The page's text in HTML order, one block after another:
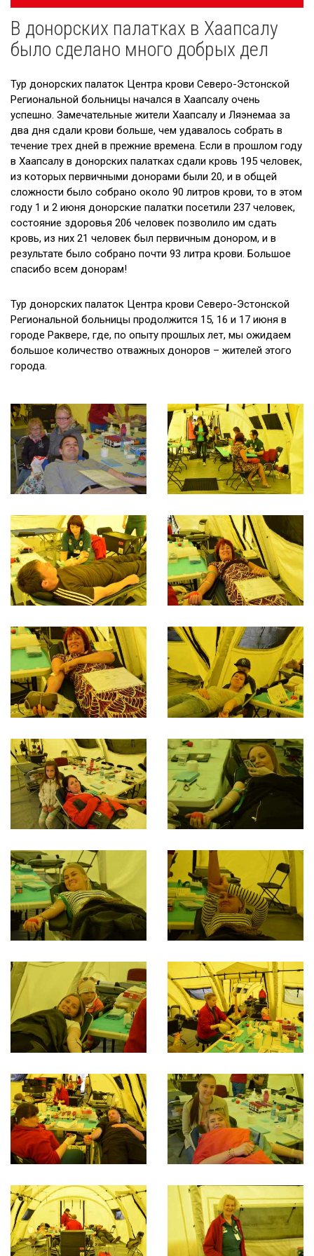
navigatsioon
Новости
Галерея
Сотрудничество
Вакансии
Приходите на экскурсию!
Полезные ссылки
В донорских палатках в Хаапсалу
было сделано много добрых дел
Тур донорских палаток Центра крови Северо-Эстонской
Региональной больницы начался в Хаапсалу очень
успешно. Замечательные жители Хаапсалу и Ляэнемаа за
два дня сдали крови больше, чем удавалось собрать в
течение трех дней в прежние времена. Если в прошлом году
в Хаапсалу в донорских палатках сдали кровь 195 человек,
из которых первичными донорами были 20, и в общей
сложности было собрано около 90 литров крови, то в этом
году 1 и 2 июня донорские палатки посетили 237 человек,
состояние здоровья 206 человек позволило им сдать
кровь, из них 21 человек был первичным донором, и в
результате было собрано почти 93 литра крови. Большое
спасибо всем донорам!
Тур донорских палаток Центра крови Северо-Эстонской
Региональной больницы продолжится 15, 16 и 17 июня в
городе Раквере, где, по опыту прошлых лет, мы ожидаем
большое количество отважных доноров – жителей этого
города.